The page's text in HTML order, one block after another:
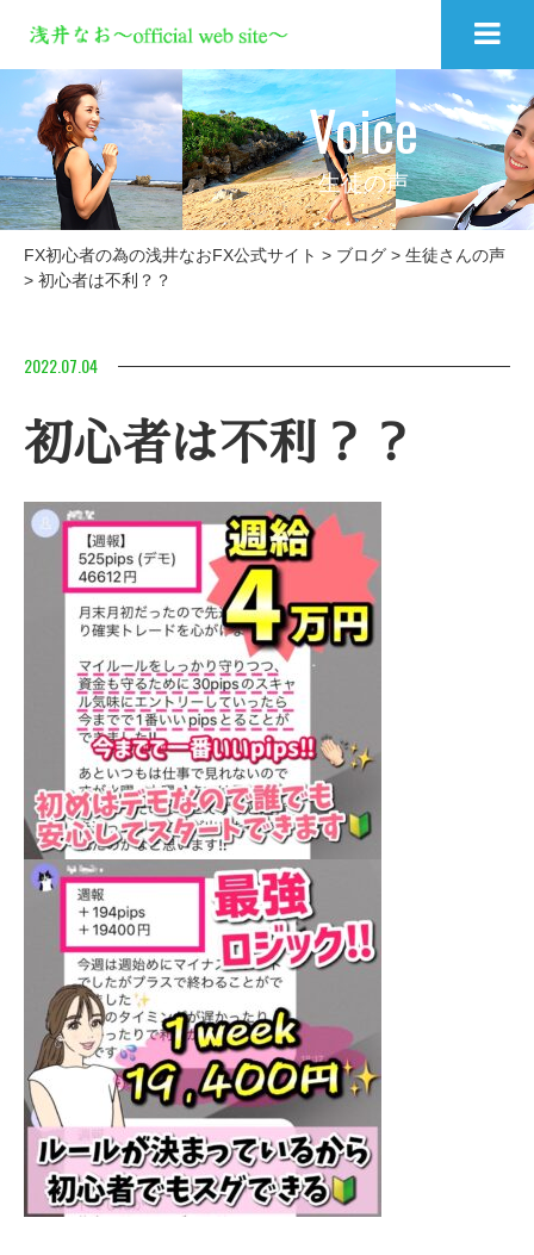
Voice
生徒の声
FX初心者の為の浅井なおFX公式サイト > ブログ> 生徒さんの声
> 初心者は不利？？
2022.07.04
初心者は不利？？